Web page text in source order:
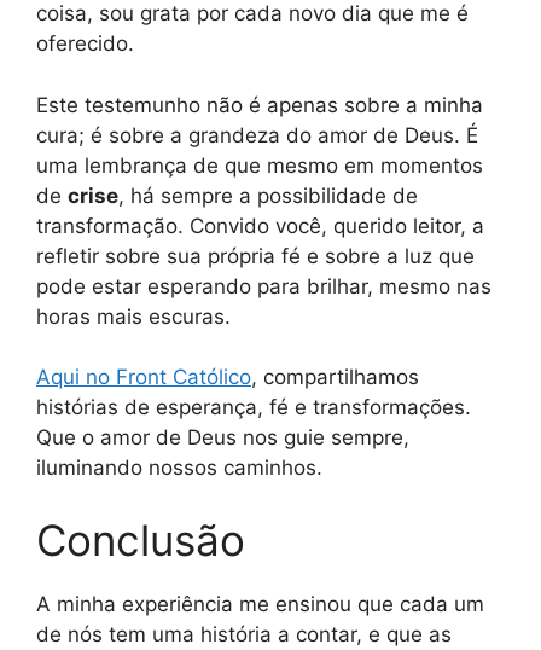
coisa, sou grata por cada novo dia que me é
oferecido.
Este testemunho não é apenas sobre a minha
cura; é sobre a grandeza do amor de Deus. É
uma lembrança de que mesmo em momentos
de crise, há sempre a possibilidade de
transformação. Convido você, querido leitor, a
refletir sobre sua própria fé e sobre a luz que
pode estar esperando para brilhar, mesmo nas
horas mais escuras.
Aqui no Front Católico, compartilhamos
histórias de esperança, fé e transformações.
Que o amor de Deus nos guie sempre,
iluminando nossos caminhos.
Conclusão
A minha experiência me ensinou que cada um
de nós tem uma história a contar, e que as